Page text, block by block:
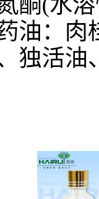
油：
独活油